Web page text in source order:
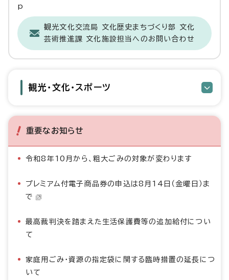
p
観光文化交流局 文化歴史まちづくり部 文化
芸術推進課 文化施設担当へのお問い合わせ
観光・文化・スポーツ
重要なお知らせ
令和8年10月から、粗大ごみの対象が変わります
プレミアム付電子商品券の申込は8月14日（金曜日）ま
で
最高裁判決を踏まえた生活保護費等の追加給付につい
て
家庭用ごみ・資源の指定袋に関する臨時措置の延長につ
いて